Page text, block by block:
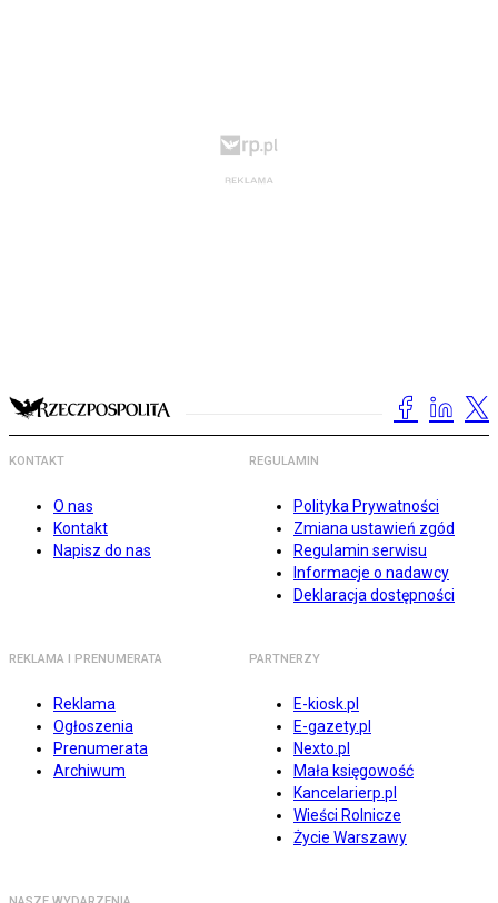
KONTAKT
O nas
Kontakt
Napisz do nas
REGULAMIN
Polityka Prywatności
Zmiana ustawień zgód
Regulamin serwisu
Informacje o nadawcy
Deklaracja dostępności
REKLAMA I PRENUMERATA
Reklama
Ogłoszenia
Prenumerata
Archiwum
PARTNERZY
E-kiosk.pl
E-gazety.pl
Nexto.pl
Mała księgowość
Kancelarierp.pl
Wieści Rolnicze
Życie Warszawy